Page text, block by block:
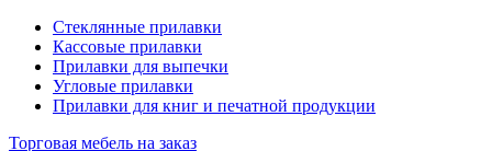
Стеклянные прилавки
Кассовые прилавки
Прилавки для выпечки
Угловые прилавки
Прилавки для книг и печатной продукции
Торговая мебель на заказ